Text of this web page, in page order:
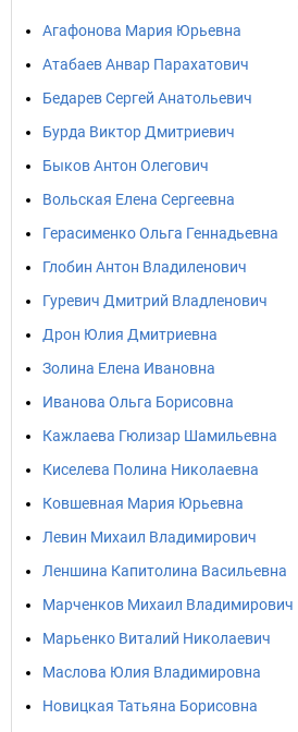
Агафонова Мария Юрьевна
Атабаев Анвар Парахатович
Бедарев Сергей Анатольевич
Бурда Виктор Дмитриевич
Быков Антон Олегович
Вольская Елена Сергеевна
Герасименко Ольга Геннадьевна
Глобин Антон Владиленович
Гуревич Дмитрий Владленович
Дрон Юлия Дмитриевна
Золина Елена Ивановна
Иванова Ольга Борисовна
Кажлаева Гюлизар Шамильевна
Киселева Полина Николаевна
Ковшевная Мария Юрьевна
Левин Михаил Владимирович
Леншина Капитолина Васильевна
Марченков Михаил Владимирович
Марьенко Виталий Николаевич
Маслова Юлия Владимировна
Новицкая Татьяна Борисовна